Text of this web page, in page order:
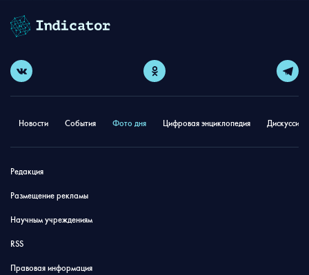
Новости События Фото дня Цифровая энциклопедия
Редакция
Размещение рекламы
Научным учреждениям
RSS
Правовая информация